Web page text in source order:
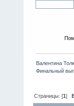
Валентина
Финальный
Страницы: [1]